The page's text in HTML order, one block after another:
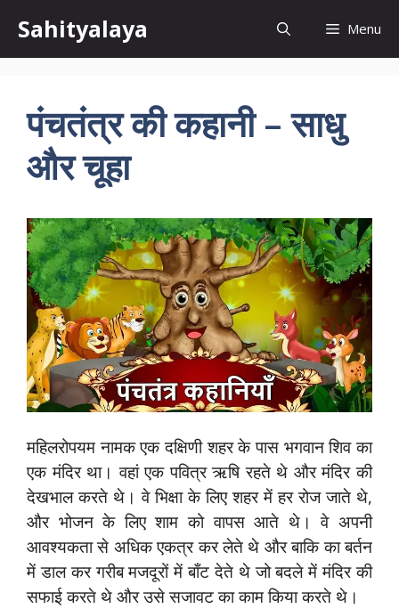
content
Sahityalaya Menu
पंचतंत्र की कहानी – साधु
और चूहा
महिलरोपयम नामक एक दक्षिणी शहर के पास भगवान शिव का
एक मंदिर था। वहां एक पवित्र ऋषि रहते थे और मंदिर की
देखभाल करते थे। वे भिक्षा के लिए शहर में हर रोज जाते थे,
और भोजन के लिए शाम को वापस आते थे। वे अपनी
आवश्यकता से अधिक एकत्र कर लेते थे और बाकि का बर्तन
में डाल कर गरीब मजदूरों में बाँट देते थे जो बदले में मंदिर की
सफाई करते थे और उसे सजावट का काम किया करते थे।